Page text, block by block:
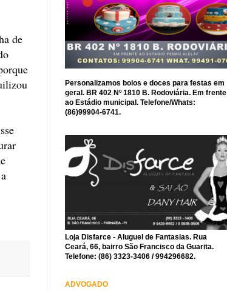
de
Personalizamos bolos e doces para festas em
geral. BR 402 Nº 1810 B. Rodoviária. Em frente
ao Estádio municipal. Telefone/Whats:
(86)99904-6741.
Loja Disfarce - Aluguel de Fantasias. Rua
Ceará, 66, bairro São Francisco da Guarita.
Telefone: (86) 3323-3406 / 994296682.
ADVOGADO